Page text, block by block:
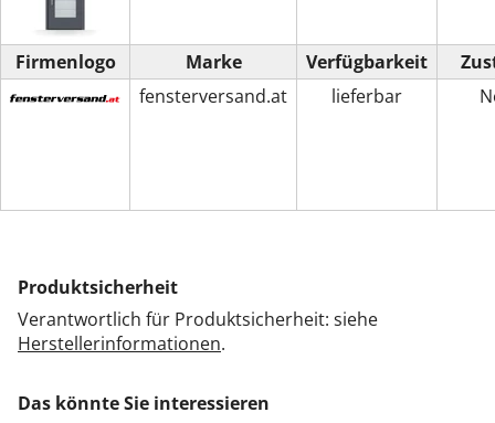
Firmenlogo
Marke
fensterversand.at
Verfügbarkeit
lieferbar
Produktsicherheit
Verantwortlich für Produktsicherheit: siehe
Herstellerinformationen.
Das könnte Sie interessieren